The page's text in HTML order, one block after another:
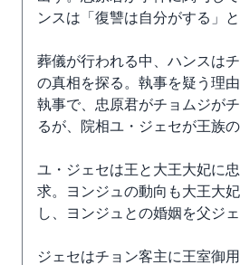
ンスは「復讐は自分がする」
葬儀が行われる中、ハンスは
の真相を探る。執事を疑う理
執事で、忠原君がチョムジが
るが、院相ユ・ジェセが王族
ユ・ジェセは王と大王大妃に
求。ヨンジュの動向も大王大
し、ヨンジュとの婚姻を父ジ
ジェセはチョン客主に王室御